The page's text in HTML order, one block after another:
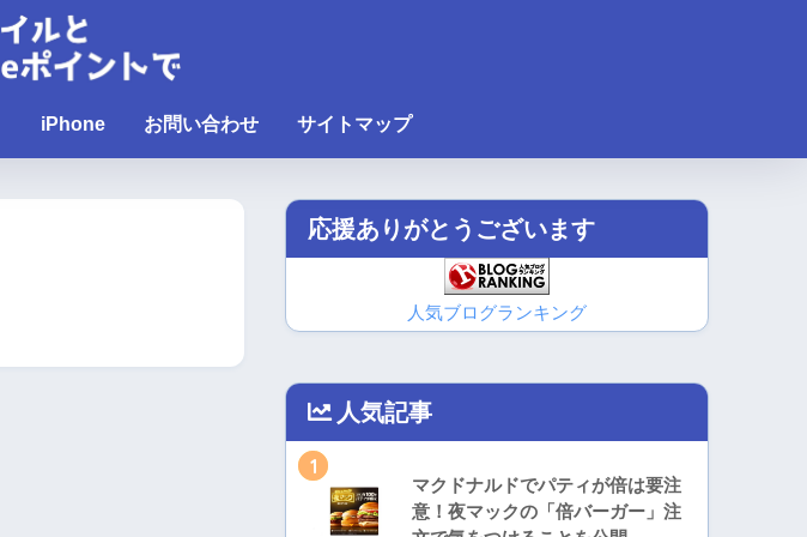
iPhone お問い合わせ サイトマップ
応援ありがとうございます
人気ブログランキング
人気記事
1
マクドナルドでパティが倍は要注
意！夜マックの「倍バーガー」注